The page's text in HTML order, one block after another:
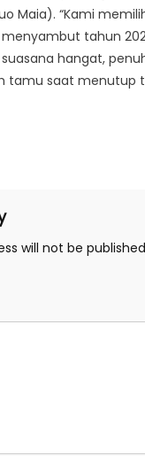
Maia). “Kami
menyambut tahun
hangat,
tamu saat menutup
will not be